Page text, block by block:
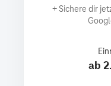
+Sichere dir
ab